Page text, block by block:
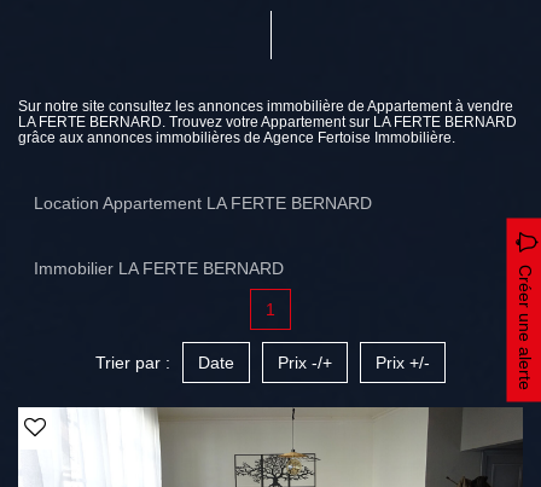
Sur notre site consultez les annonces immobilière de Appartement à vendre
LA FERTE BERNARD. Trouvez votre Appartement sur LA FERTE BERNARD
grâce aux annonces immobilières de Agence Fertoise Immobilière.
Location Appartement LA FERTE BERNARD
Immobilier LA FERTE BERNARD Créer une alerte
1
Trier par : Date Prix -/+ Prix +/-